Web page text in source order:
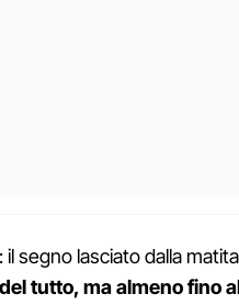
: il segno lasciato dalla
tutto, ma almeno fino